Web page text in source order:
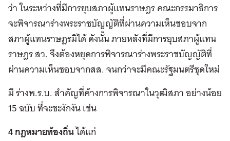
ว่า ในระหว่างที่มีการยุบสภาผู้แทนราษฎร คณะกรรมาธิการ
จะพิจารณาร่างพระราชบัญญัติที่ผ่านความเห็นชอบจาก
สภาผู้แทนราษฎรมิได้ ดังนั้น ภายหลังที่มีการยุบสภาผู้แทน
ราษฎร สว. จึงต้องหยุดการพิจารณาร่างพระราชบัญญัติที่
ผ่านความเห็นชอบจากสส. จนกว่าจะมีคณะรัฐมนตรีชุดใหม่
มี ร่างพ.ร.บ. สำคัญที่ค้างการพิจารณาในวุฒิสภา อย่างน้อย
15 ฉบับ ที่จะชะงักงัน เช่น
4 กฎหมายท้องถิ่นได้แก่